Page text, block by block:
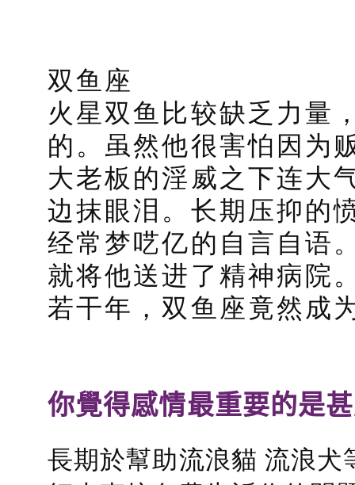
双鱼座
火星双鱼比较缺乏力量
的。虽然他很害怕因为
大老板的淫威之下连大
边抹眼泪。长期压抑的
经常梦呓亿的自言自语
就将他送进了精神病院
若干年，双鱼座竟然
你覺得感情最重要的是
長期於幫助流浪貓 流浪